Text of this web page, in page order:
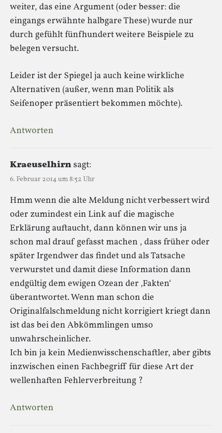
weiter, das eine Argument (oder besser: die
eingangs erwähnte halbgare These) wurde nur
durch gefühlt fünfhundert weitere Beispiele zu
belegen versucht.
Leider ist der Spiegel ja auch keine wirkliche
Alternativen (außer, wenn man Politik als
Seifenoper präsentiert bekommen möchte).
Antworten
Kraeuselhirnsagt:
6. Februar 2014 um 8:52 Uhr
Hmm wenn die alte Meldung nicht verbessert wird
oder zumindest ein Link auf die magische
Erklärung auftaucht, dann können wir uns ja
schon mal drauf gefasst machen , dass früher oder
später Irgendwer das findet und als Tatsache
verwurstet und damit diese Information dann
endgültig dem ewigen Ozean der ‚Fakten‘
überantwortet. Wenn man schon die
Originalfalschmeldung nicht korrigiert kriegt dann
ist das bei den Abkömmlingen umso
unwahrscheinlicher.
Ich bin ja kein Medienwisschenschaftler, aber gibts
inzwischen einen Fachbegriff für diese Art der
wellenhaften Fehlerverbreitung ?
Antworten